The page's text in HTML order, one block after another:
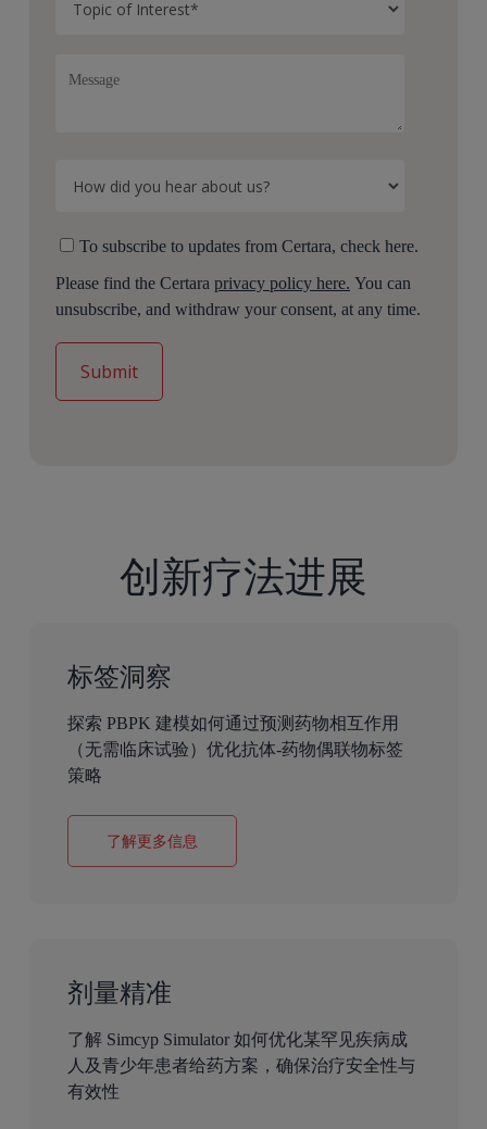
To subscribe to updates from Certara, check here.
Please find the Certaraprivacy policy here. You can
unsubscribe, and withdraw your consent, at any time.
创新疗法进展
标签洞察
探索 PBPK 建模如何通过预测药物相互作用
（无需临床试验）优化抗体-药物偶联物标签
策略
了解更多信息
剂量精准
了解 Simcyp Simulator 如何优化某罕见疾病成
人及青少年患者给药方案，确保治疗安全性与
有效性